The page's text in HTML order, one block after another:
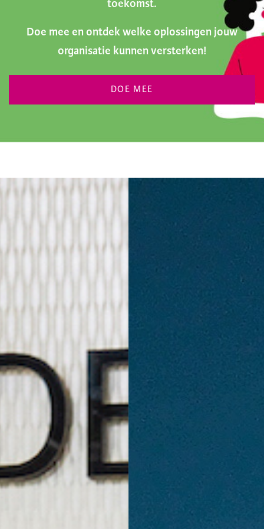
toekomst.
Doe mee en ontdek welke oplossingen jouw
organisatie kunnen versterken!
DOE MEE